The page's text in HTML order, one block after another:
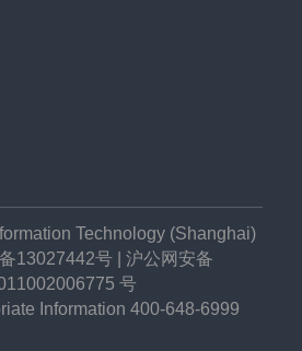
Technology (Shanghai)
13027442号| 沪公网安备
号
Information 400-648-6999